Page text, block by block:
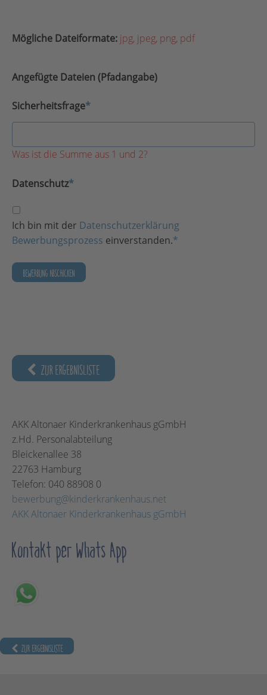
Mögliche Dateiformate: jpg, jpeg, png, pdf
Angefügte Dateien (Pfadangabe)
Sicherheitsfrage*
Was ist die Summe aus 1 und 2?
Datenschutz*
Ich bin mit der Datenschutzerklärung
Bewerbungsprozess einverstanden.*
BEWERBUNG ABSCHICKEN
ZUR ERGEBNISLISTE
AKK Altonaer Kinderkrankenhaus gGmbH
z.Hd. Personalabteilung
Bleickenallee 38
22763 Hamburg
Telefon: 040 88908 0
bewerbung@kinderkrankenhaus.net
AKK Altonaer Kinderkrankenhaus gGmbH
Kontakt per Whats App
ZUR ERGEBNISLISTE